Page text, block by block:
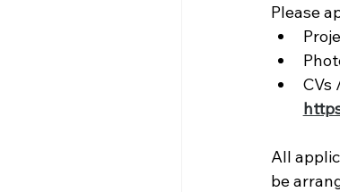
Please
CVs
All
be